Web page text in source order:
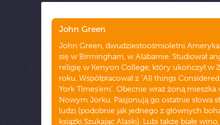
John Green
John Green, dwudziestoośmioletni
się w Birmingham, w Alabamie. Studiował
religię w Kenyon College, który ukończył w
roku. Współpracował z "All things
York Times’em". Obecnie wraz żoną mieszka
Nowym Jorku. Pasjonują go ostatnie słowa
ludzi (podobnie jak jednego z głównych
książki Szukając Alaski). Lubi także białe